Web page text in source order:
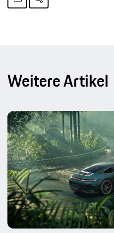
Weitere Artikel